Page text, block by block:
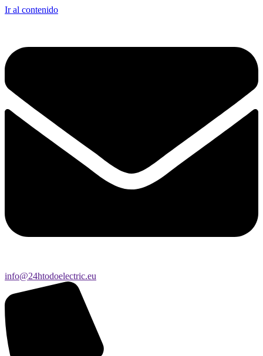
Ir al contenido
info@24htodoelectric.eu